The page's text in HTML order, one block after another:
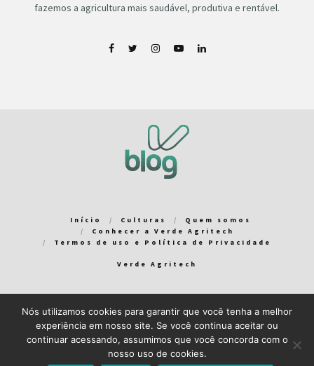
fazemos a agricultura mais saudável, produtiva e rentável.
Início Culturas
Quem somos
Conhecer a Verde Agritech
Termos de uso e Política de Privacidade
Verde Agritech
Bem-vindo ao Verde Blog! Para que a sua experiência em nosso
blog seja a melhor possível, utilizamos cookies. Você pode
aceitar ou gerenciar seus cookiesaqui.
Nós utilizamos cookies para garantir que você tenha a melhor
experiência em nosso site. Se você continua aceitar ou
continuar acessando, assumimos que você concorda com o
nosso uso de cookies.